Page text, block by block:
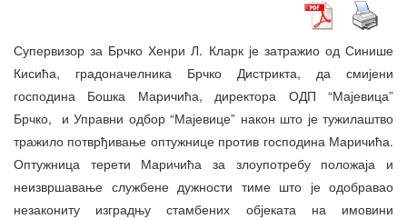
Супервизор за Брчко Хенри Л. Кларк је затражио од Синише
Кисића, градоначелника Брчко Дистрикта, да смијени
господина Бошка Маричића, директора ОДП “Мајевица”
Брчко, и Управни одбор “Мајевице” након што је тужилаштво
тражило потврђивање оптужнице против господина Маричића.
Оптужница терети Маричића за злоупотребу положаја и
неизвршавање службене дужности тиме што је одобравао
незакониту изградњу стамбених објеката на имовини